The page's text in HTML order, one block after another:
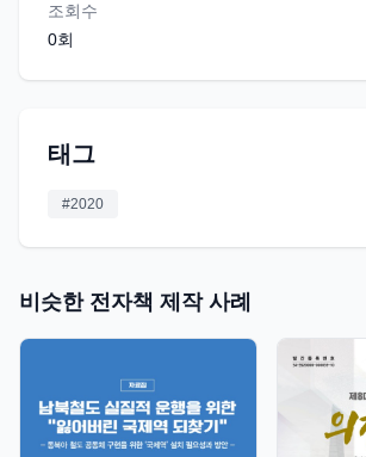
조회수
0회
태그
#2020
비슷한 전자책 제작 사례